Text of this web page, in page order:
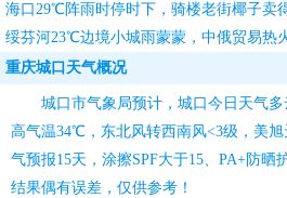
海口29℃阵雨时停时下，骑楼老街椰子卖
绥芬河23℃边境小城雨蒙蒙，中俄贸易热
团团转
重庆城口天气概况
城口市气象局预计，城口今日天气
高气温34℃，东北风转西南风<3级， 美
气预报15天 ，涂擦SPF大于15、PA+防
结果偶有误差，仅供参考！